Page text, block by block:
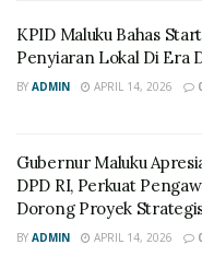
KPID Maluku Bahas
Penyiaran Lokal Di Era
BY ADMIN APRIL 14, 2026
Gubernur Maluku
DPD RI, Perkuat
Dorong Proyek
BY ADMIN APRIL 14, 2026